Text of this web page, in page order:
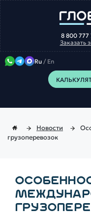
8 800 777
Заказать
Ru / En
Новости
грузоперевозок